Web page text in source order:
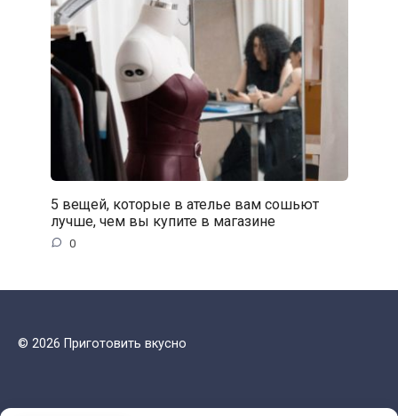
5 вещей, которые в ателье вам сошьют
лучше, чем вы купите в магазине
0
© 2026 Приготовить вкусно